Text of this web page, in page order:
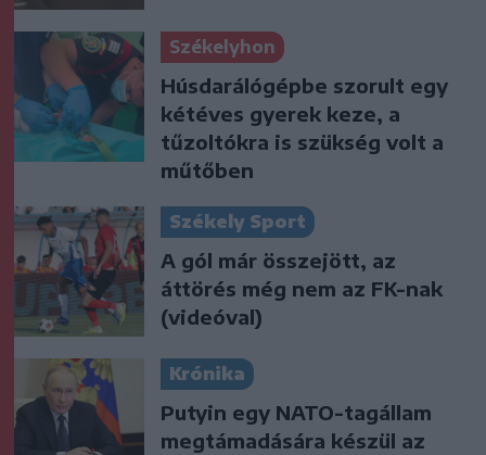
Székelyhon
Húsdarálógépbe szorult egy
kétéves gyerek keze, a
tűzoltókra is szükség volt a
műtőben
Székely Sport
A gól már összejött, az
áttörés még nem az FK-nak
(videóval)
Krónika
Putyin egy NATO-tagállam
megtámadására készül az